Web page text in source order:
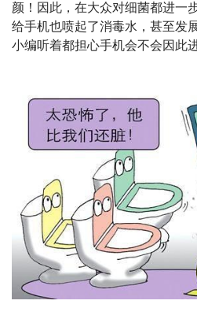
颜！因此，在大众对细菌都进一
给手机也喷起了消毒水，甚至发
小编听着都担心手机会不会因此